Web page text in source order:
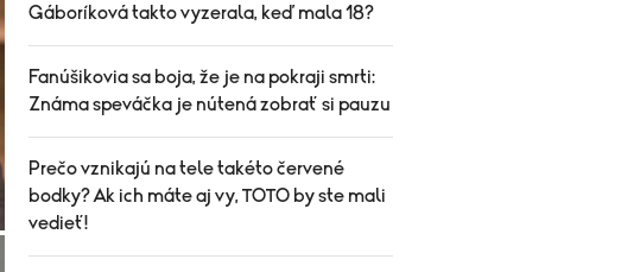
Gáboríková takto vyzerala, keď mala 18?
Fanúšikovia sa boja, že je na pokraji smrti:
Známa speváčka je nútená zobrať si pauzu
Prečo vznikajú na tele takéto červené
bodky? Ak ich máte aj vy, TOTO by ste mali
vedieť!